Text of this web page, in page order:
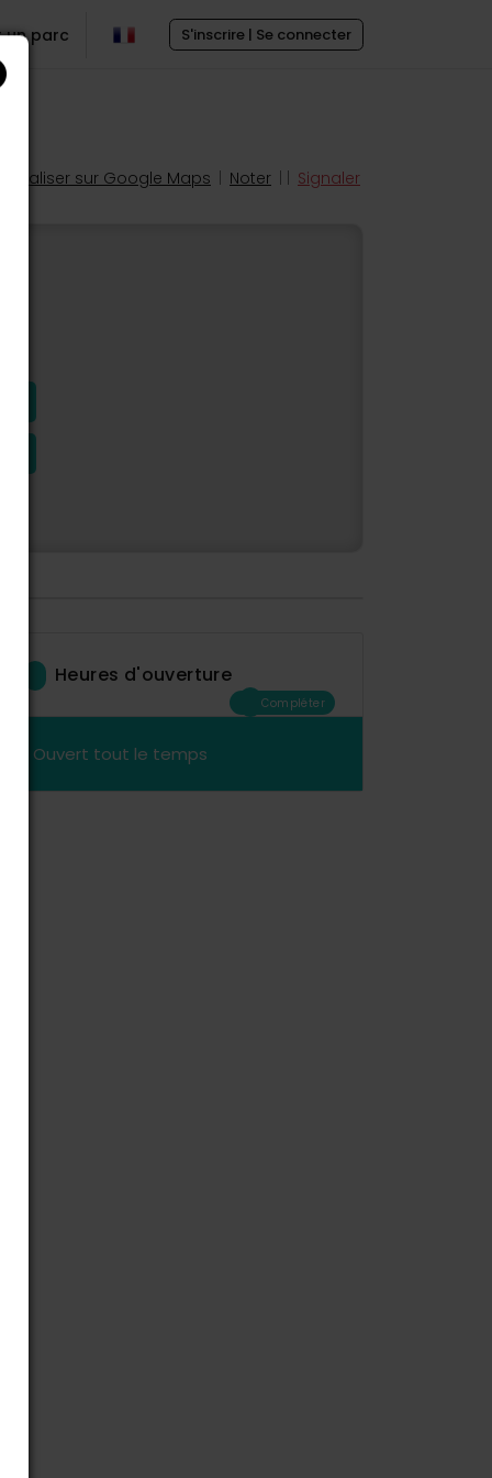
S'inscrire | Se connecter
un parc
Localiser sur Google Maps Noter Signaler
Heures d'ouverture
Compléter
Ouvert tout le temps